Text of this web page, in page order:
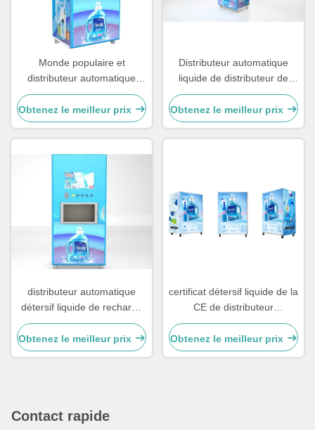
Monde populaire et
distributeur automatique
amical de détergent liquide
d'économie pour l'école
Obtenez le meilleur prix
Distributeur automatique
liquide de distributeur de
détergent de blanchisserie
de conception d'ODM avec
l'écran tactile
Obtenez le meilleur prix
distributeur automatique
détersif liquide de recharge
de l'eau de l'autonomie 4G
avec la capacité 200L
Obtenez le meilleur prix
certificat détersif liquide de la
CE de distributeur
automatique de grande
blanchisserie de la capacité
150-200L
Obtenez le meilleur prix
Contact rapide